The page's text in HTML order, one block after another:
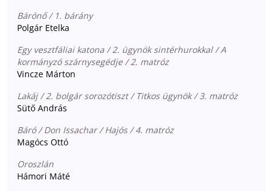
Bárónő / 1. bárány
Polgár Etelka
Egy vesztfáliai katona / 2. ügynök sintérhurokkal / A
kormányzó szárnysegédje / 2. matróz
Vincze Márton
Lakáj / 2. bolgár sorozótiszt / Titkos ügynök / 3. matróz
Sütő András
Báró / Don Issachar / Hajós / 4. matróz
Magócs Ottó
Oroszlán
Hámori Máté